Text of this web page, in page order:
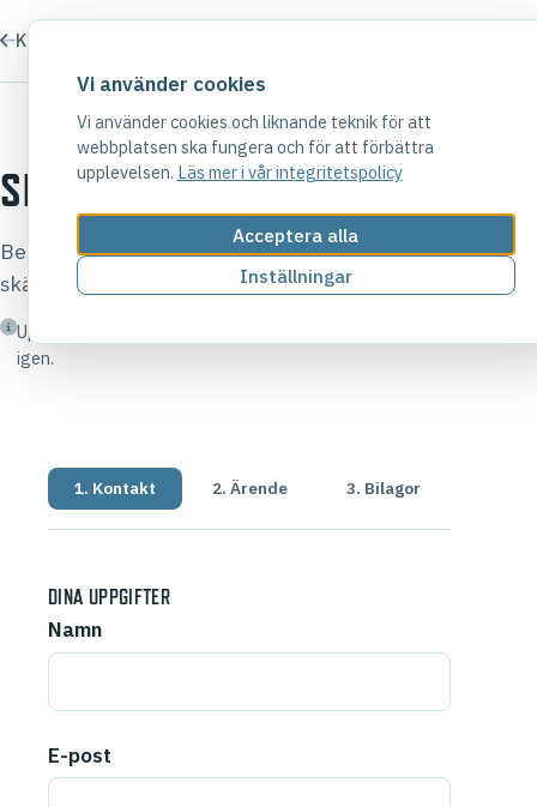
Kontakt
SKAPA SUPPORTÄRENDE
Beskriv problemet så tydligt du kan. Bifoga gärna
skärmdumpar — då kan vi hjälpa dig snabbare.
Uppgifterna sparas i din webbläsare så du slipper fylla i dem
igen.
1. Kontakt 2. Ärende 3. Bilagor
DINA UPPGIFTER
Namn
E-post
Vi använder cookies
Vi använder cookies och liknande teknik för att
webbplatsen ska fungera och för att förbättra
upplevelsen. Läs mer i vår integritetspolicy
Acceptera alla
Inställningar